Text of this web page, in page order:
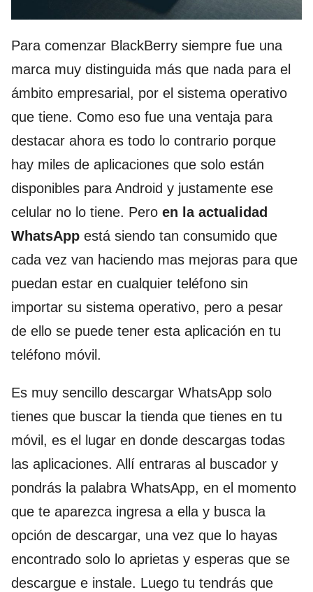
Para comenzar BlackBerry siempre fue una
marca muy distinguida más que nada para el
ámbito empresarial, por el sistema operativo
que tiene. Como eso fue una ventaja para
destacar ahora es todo lo contrario porque
hay miles de aplicaciones que solo están
disponibles para Android y justamente ese
celular no lo tiene. Pero en la actualidad
WhatsApp está siendo tan consumido que
cada vez van haciendo mas mejoras para que
puedan estar en cualquier teléfono sin
importar su sistema operativo, pero a pesar
de ello se puede tener esta aplicación en tu
teléfono móvil.
Es muy sencillo descargar WhatsApp solo
tienes que buscar la tienda que tienes en tu
móvil, es el lugar en donde descargas todas
las aplicaciones. Allí entraras al buscador y
pondrás la palabra WhatsApp, en el momento
que te aparezca ingresa a ella y busca la
opción de descargar, una vez que lo hayas
encontrado solo lo aprietas y esperas que se
descargue e instale. Luego tu tendrás que